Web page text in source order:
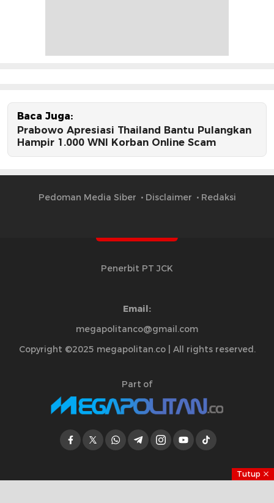
Baca Juga:
Prabowo Apresiasi Thailand Bantu Pulangkan
Hampir 1.000 WNI Korban Online Scam
Pedoman Media Siber Disclaimer Redaksi
Penerbit PT JCK
Email:
megapolitanco@gmail.com
Copyright ©2025 megapolitan.co | All rights reserved.
Part of
Tutup